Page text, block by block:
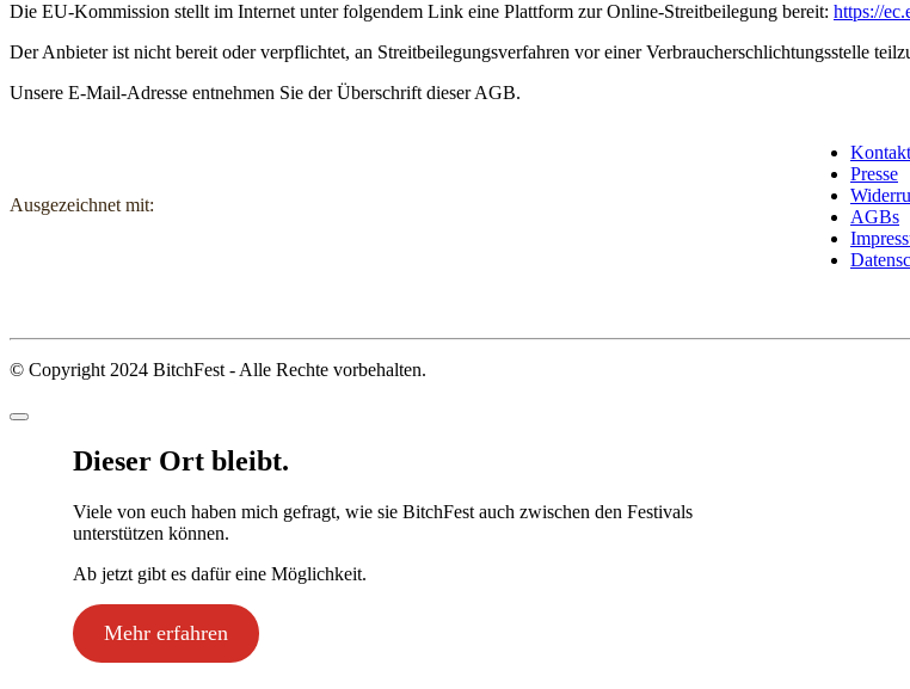
Die EU-Kommission stellt im Internet unter folgendem Link eine Plattform zur Online-Streitbeilegung bereit: https://
Der Anbieter ist nicht bereit oder verpflichtet, an Streitbeilegungsverfahren vor einer Verbraucherschlichtungsstelle
Unsere E-Mail-Adresse entnehmen Sie der Überschrift dieser AGB.
Ausgezeichnet mit:
Kontakt
Presse
AGBs
© Copyright 2024 BitchFest - Alle Rechte vorbehalten.
Dieser Ort bleibt.
Viele von euch haben mich gefragt, wie sie BitchFest auch zwischen den Festivals
unterstützen können.
Ab jetzt gibt es dafür eine Möglichkeit.
Mehr erfahren